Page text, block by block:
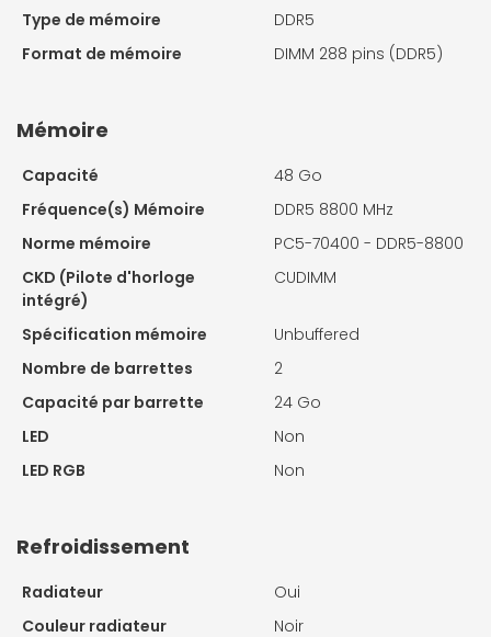
Type de mémoire
DDR5
Format de mémoire
DIMM 288 pins (DDR5)
Mémoire
Capacité
48 Go
Fréquence(s) Mémoire
DDR5 8800 MHz
Norme mémoire
PC5-70400 - DDR5-8800
CKD (Pilote d'horloge
intégré)
CUDIMM
Spécification mémoire
Unbuffered
Nombre de barrettes
2
Capacité par barrette
24 Go
LED
Non
LED RGB
Non
Refroidissement
Radiateur
Oui
Couleur radiateur
Noir